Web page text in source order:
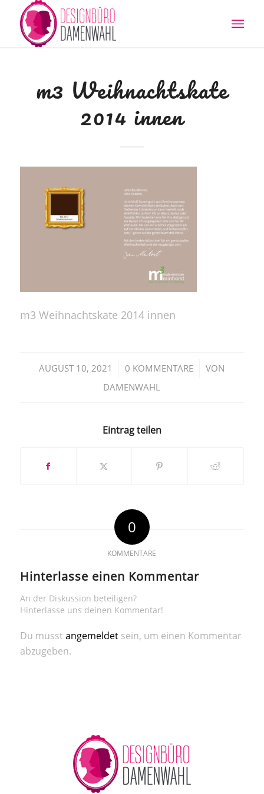
m3 Weihnachtskate
2014 innen
m3 Weihnachtskate 2014 innen
AUGUST 10, 2021
/ 0 KOMMENTARE
/
VON
DAMENWAHL
Eintrag teilen
0
KOMMENTARE
Hinterlasse einen Kommentar
An der Diskussion beteiligen?
Hinterlasse uns deinen Kommentar!
Du musst angemeldetsein, um einen Kommentar
abzugeben.